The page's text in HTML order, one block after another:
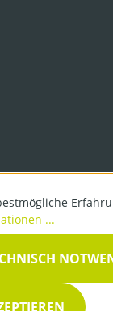
...